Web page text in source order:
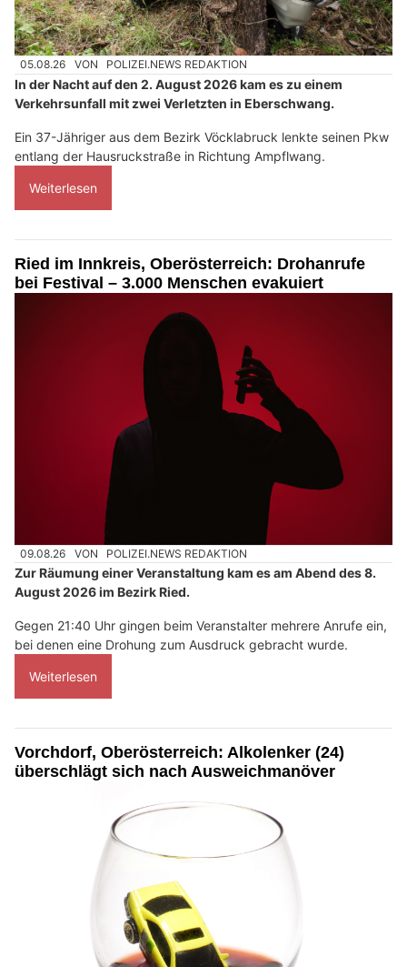
05.08.26 VON POLIZEI.NEWS REDAKTION
In der Nacht auf den 2. August 2026 kam es zu einem
Verkehrsunfall mit zwei Verletzten in Eberschwang.
Ein 37-Jähriger aus dem Bezirk Vöcklabruck lenkte seinen Pkw
entlang der Hausruckstraße in Richtung Ampflwang.
Weiterlesen
Ried im Innkreis, Oberösterreich: Drohanrufe
bei Festival – 3.000 Menschen evakuiert
09.08.26 VON POLIZEI.NEWS REDAKTION
Zur Räumung einer Veranstaltung kam es am Abend des 8.
August 2026 im Bezirk Ried.
Gegen 21:40 Uhr gingen beim Veranstalter mehrere Anrufe ein,
bei denen eine Drohung zum Ausdruck gebracht wurde.
Weiterlesen
Vorchdorf, Oberösterreich: Alkolenker (24)
überschlägt sich nach Ausweichmanöver